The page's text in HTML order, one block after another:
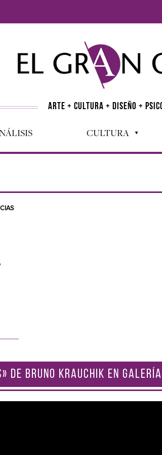
ARTE + CULTURA + DISEÑO +
CULTURA
DE BRUNO KRAUCHIK EN